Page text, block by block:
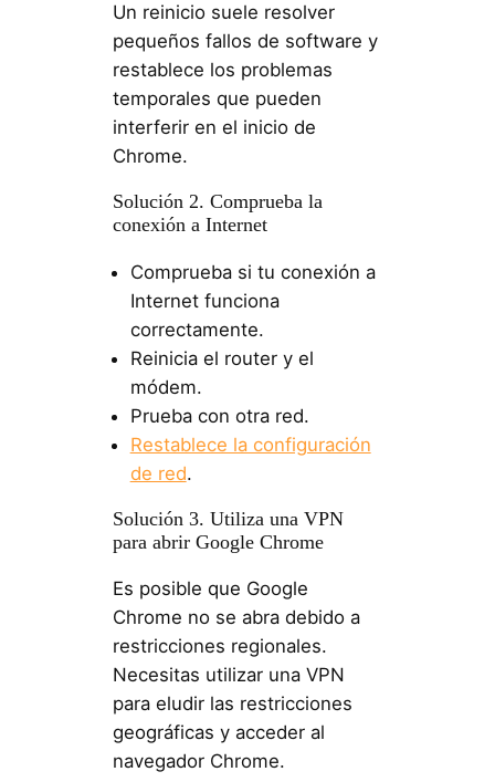
Un reinicio suele resolver
pequeños fallos de software y
restablece los problemas
temporales que pueden
interferir en el inicio de
Chrome.
Solución 2. Comprueba la
conexión a Internet
Comprueba si tu conexión a
Internet funciona
correctamente.
Reinicia el router y el
módem.
Prueba con otra red.
Restablece la configuración
de red.
Solución 3. Utiliza una VPN
para abrir Google Chrome
Es posible que Google
Chrome no se abra debido a
restricciones regionales.
Necesitas utilizar una VPN
para eludir las restricciones
geográficas y acceder al
navegador Chrome.